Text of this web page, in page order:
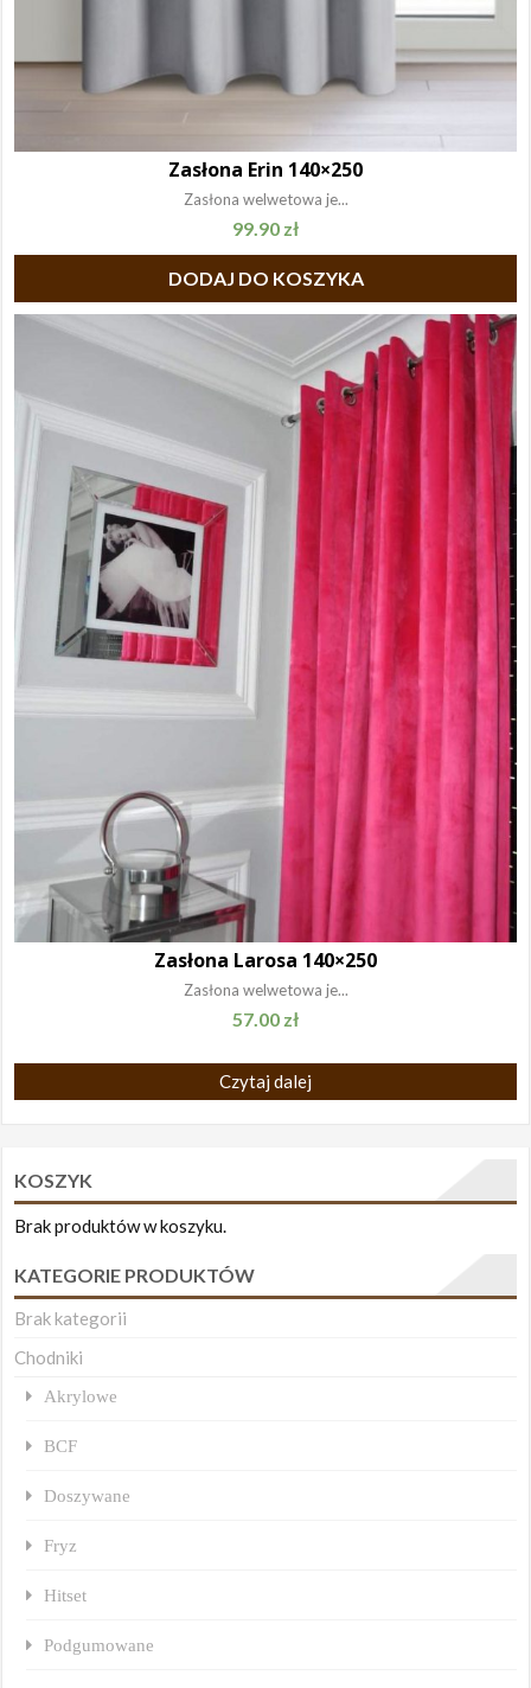
Zasłona Erin 140×250
Zasłona welwetowa je...
99.90 zł
DODAJ DO KOSZYKA
Zasłona Larosa 140×250
Zasłona welwetowa je...
57.00 zł
Czytaj dalej
KOSZYK
Brak produktów w koszyku.
KATEGORIE PRODUKTÓW
Brak kategorii
Chodniki
Akrylowe
BCF
Doszywane
Fryz
Hitset
Podgumowane